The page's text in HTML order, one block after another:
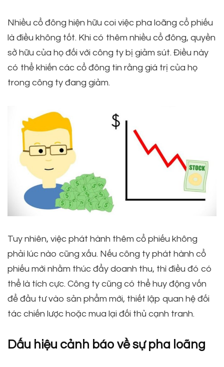
Nhiều cổ đông hiện hữu coi việc pha loãng cổ phiếu
là điều không tốt. Khi có thêm nhiều cổ đông, quyền
sở hữu của họ đối với công ty bị giảm sút. Điều này
có thể khiến các cổ đông tin rằng giá trị của họ
trong công ty đang giảm.
Tuy nhiên, việc phát hành thêm cổ phiếu không
phải lúc nào cũng xấu. Nếu công ty phát hành cổ
phiếu mới nhằm thúc đẩy doanh thu, thì điều đó có
thể là tích cực. Công ty cũng có thể huy động vốn
để đầu tư vào sản phẩm mới, thiết lập quan hệ đối
tác chiến lược hoặc mua lại đối thủ cạnh tranh.
Dấu hiệu cảnh báo về sự pha loãng